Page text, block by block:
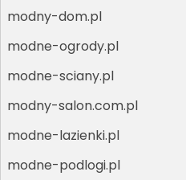
modny-dom.pl
modne-ogrody.pl
modne-sciany.pl
modny-salon.com.pl
modne-lazienki.pl
modne-podlogi.pl